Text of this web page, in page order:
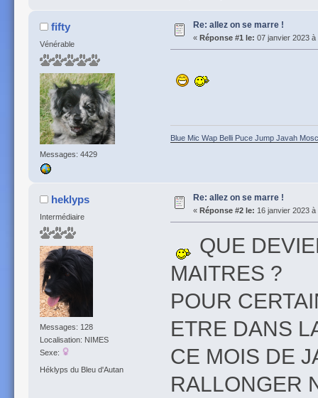
fifty
Vénérable
Messages: 4429
Re: allez on se marre !
« Réponse #1 le: 07 janvier 2023 à
Blue Mic Wap Belli Puce Jump Javah
heklyps
Intermédiaire
Messages: 128
Localisation: NIMES
Sexe:
Héklyps du Bleu d'Autan
Re: allez on se marre !
« Réponse #2 le: 16 janvier 2023 à
QUE
MAITRES ?
POUR
ETRE DANS
CE MOIS DE
RALLONGER